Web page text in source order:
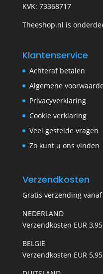
KVK: 73368717
Theeshop.nl is
Klantenservice
Achteraf betalen
Algemene
Privacyverklaring
Cookie verklaring
Veel gestelde vragen
Zo kunt u ons vinden
Verzendkosten
Gratis verzending
NEDERLAND
Verzendkosten EUR 3,95
BELGIË
Verzendkosten EUR 5,95